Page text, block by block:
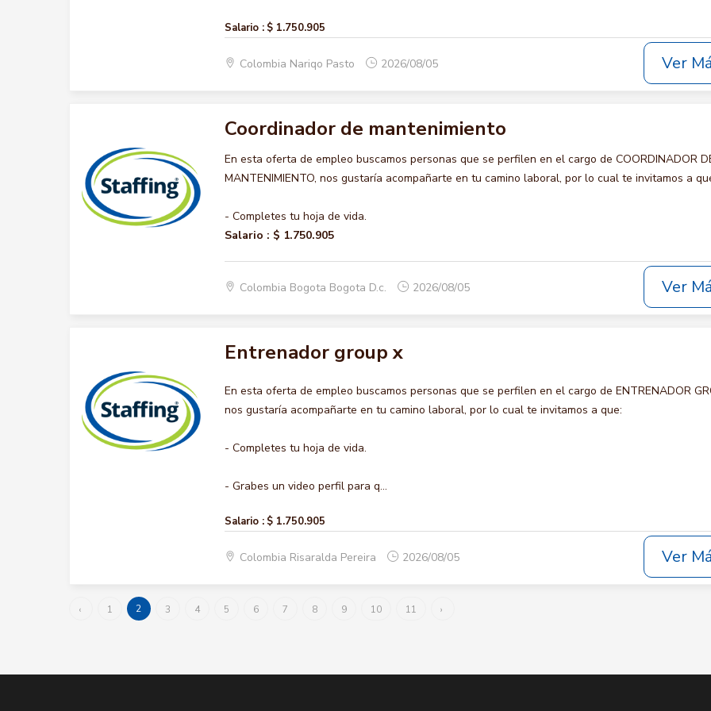
Salario : $ 1.750.905
Colombia Nariqo Pasto 2026/08/05 Ver
Coordinador de mantenimiento
En esta oferta de empleo buscamos personas que se perfilen en el cargo de COORDINADOR
MANTENIMIENTO, nos gustaría acompañarte en tu camino laboral, por lo cual te invitamos a
- Completes tu hoja de vida.
Salario : $ 1.750.905
Colombia Bogota Bogota D.c. 2026/08/05 Ver
Entrenador group x
En esta oferta de empleo buscamos personas que se perfilen en el cargo de ENTRENADOR
nos gustaría acompañarte en tu camino laboral, por lo cual te invitamos a que:
- Completes tu hoja de vida.
- Grabes un video perfil para q...
Salario : $ 1.750.905
Colombia Risaralda Pereira 2026/08/05 Ver
‹ 1 2 3 4 5 6 7 8 9 10 11 ›